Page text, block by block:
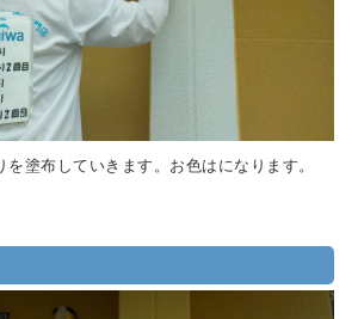
塗布していきます。お色はになります。